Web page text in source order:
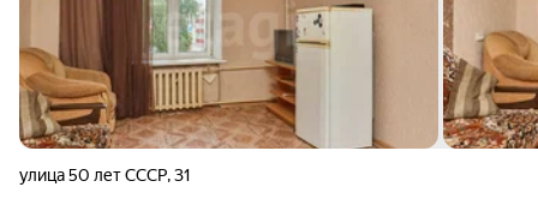
улица 50 лет СССР,31